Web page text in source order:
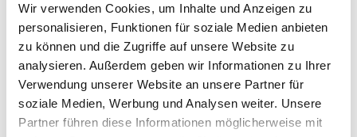
Wir verwenden Cookies, um Inhalte und Anzeigen zu
personalisieren, Funktionen für soziale Medien anbieten
zu können und die Zugriffe auf unsere Website zu
analysieren. Außerdem geben wir Informationen zu Ihrer
Verwendung unserer Website an unsere Partner für
soziale Medien, Werbung und Analysen weiter. Unsere
Partner führen diese Informationen möglicherweise mit
- Für Wand und Decke
- Keine Weichzeit
- Leicht entfernbar
- Mehrfach überstreichbar
- PVC-frei
- Rissüberbrückend
- Schwer entflammbar
- Stoßfest
- Vlieskleber